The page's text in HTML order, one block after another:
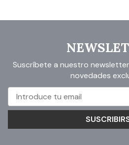
Suscríbete a nuestro
novedades